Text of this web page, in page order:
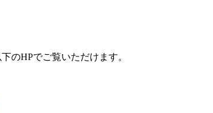
のHPでご覧いただけます。